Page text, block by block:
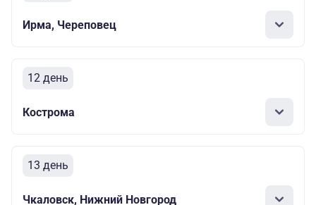
Ирма, Череповец
12 день
Кострома
13 день
Чкаловск, Нижний Новгород